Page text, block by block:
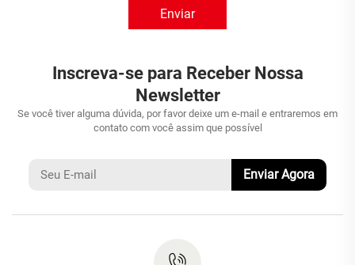
Enviar
Inscreva-se para Receber Nossa
Newsletter
Se você tiver alguma dúvida, por favor deixe um e-mail e entraremos em
contato com você assim que possível
Enviar Agora